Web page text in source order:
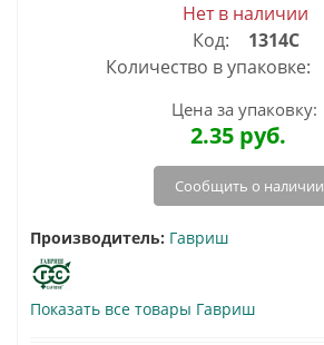
Нет в наличии
Код:
1314С
Количество в упаковке:
Цена за упаковку:
2.35 руб.
Сообщить о наличии
Производитель: Гавриш
Показать все товары Гавриш